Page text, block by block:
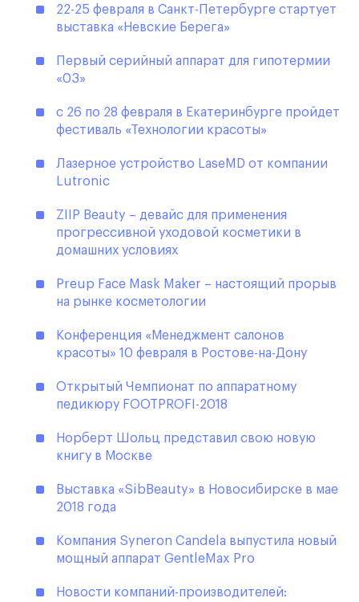
22-25 февраля в Санкт-Петербурге стартует
выставка «Невские Берега»
Первый серийный аппарат для гипотермии
«03»
с 26 по 28 февраля в Екатеринбурге пройдет
фестиваль «Технологии красоты»
Лазерное устройство LaseMD от компании
Lutronic
ZIIP Beauty – девайс для применения
прогрессивной уходовой косметики в
домашних условиях
Preup Face Mask Maker – настоящий прорыв
на рынке косметологии
Конференция «Менеджмент салонов
красоты» 10 февраля в Ростове-на-Дону
Открытый Чемпионат по аппаратному
педикюру FOOTPROFI-2018
Норберт Шольц представил свою новую
книгу в Москве
Выставка «SibBeauty» в Новосибирске в мае
2018 года
Компания Syneron Candela выпустила новый
мощный аппарат GentleMax Pro
Новости компаний-производителей: